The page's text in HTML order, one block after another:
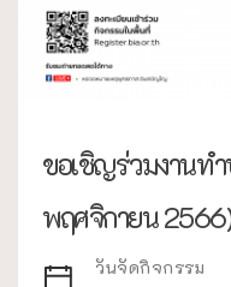
ขอเชิญร่วมงานทำ
พฤศจิกายน 2566)
วันจัดกิจกรรม